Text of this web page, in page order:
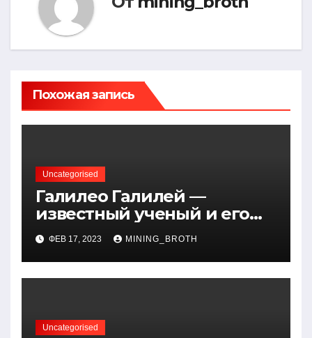
Похожая запись
Uncategorised
Галилео Галилей —
известный ученый и его
открытия — краткая
биография, достижения и
вклад в науку
ФЕВ 17, 2023 MINING_BROTH
Uncategorised